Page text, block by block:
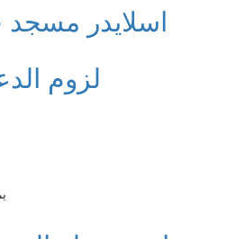
اسلايدر مسجد
لزوم